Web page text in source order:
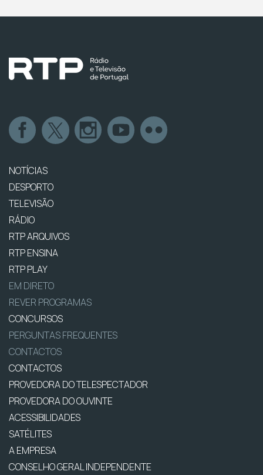
NOTÍCIAS
DESPORTO
TELEVISÃO
RÁDIO
RTP ARQUIVOS
RTP ENSINA
RTP PLAY
EM DIRETO
REVER PROGRAMAS
CONCURSOS
PERGUNTAS FREQUENTES
CONTACTOS
CONTACTOS
PROVEDORA DO TELESPECTADOR
PROVEDORA DO OUVINTE
ACESSIBILIDADES
SATÉLITES
A EMPRESA
CONSELHO GERAL INDEPENDENTE